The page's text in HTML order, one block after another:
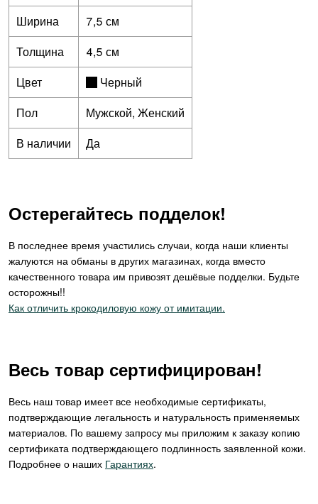
Ширина
7,5 см
Толщина
4,5 см
Цвет
Черный
Пол
Мужской, Женский
В наличии
Да
Остерегайтесь подделок!
В последнее время участились случаи, когда наши клиенты
жалуются на обманы в других магазинах, когда вместо
качественного товара им привозят дешёвые подделки. Будьте
осторожны!!
Как отличить крокодиловую кожу от имитации.
Весь товар сертифицирован!
Весь наш товар имеет все необходимые сертификаты,
подтверждающие легальность и натуральность применяемых
материалов. По вашему запросу мы приложим к заказу копию
сертификата подтверждающего подлинность заявленной кожи.
Подробнее о наших Гарантиях.